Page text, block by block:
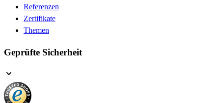
Referenzen
Zertifikate
Themen
Geprüfte Sicherheit